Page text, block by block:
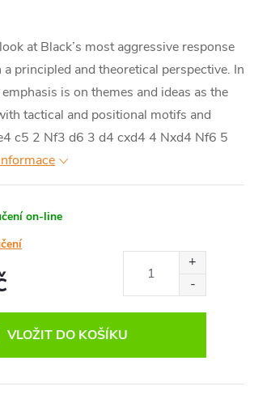
at Black’s most aggressive response
principled and theoretical perspective. In
is on themes and ideas as the
tactical and positional motifs and
c5 2 Nf3 d6 3 d4 cxd4 4 Nxd4 Nf6 5
on-line
VLOŽIT DO KOŠÍKU